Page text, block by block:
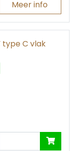
Meer info
type C vlak